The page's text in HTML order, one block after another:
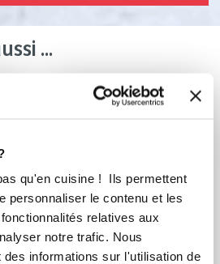
qu'en cuisine ! Ils permettent
personnaliser le contenu et les
relatives aux
notre trafic. Nous
des informations sur l'utilisation de
...
cathybeal